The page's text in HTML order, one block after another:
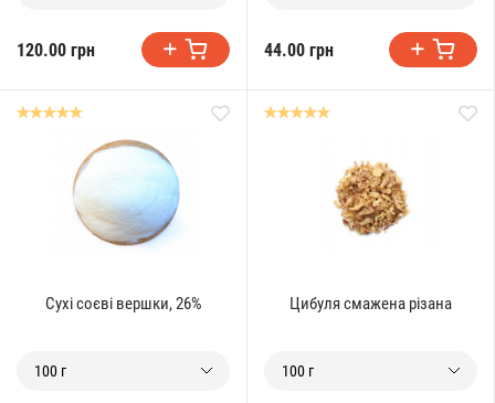
120.00 грн 44.00 грн
Сухі соєві вершки, 26%
100 г
Цибуля смажена різана
100 г